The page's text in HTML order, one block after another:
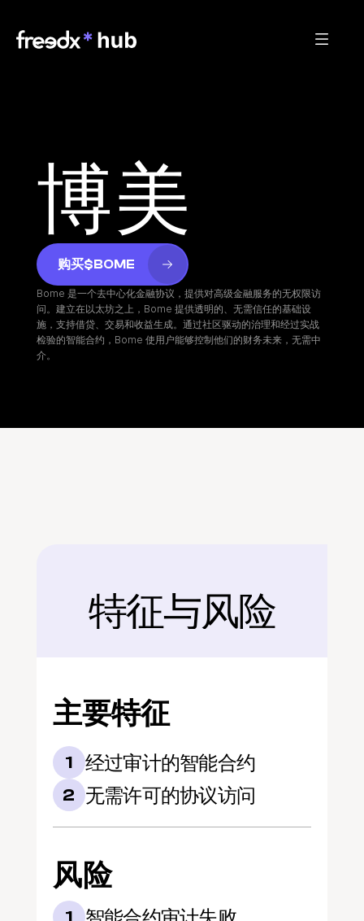
博美
购买$BOME
Bome 是一个去中心化金融协议，提供对高级金融服务的无权限访
问。建立在以太坊之上，Bome 提供透明的、无需信任的基础设
施，支持借贷、交易和收益生成。通过社区驱动的治理和经过实战
检验的智能合约，Bome 使用户能够控制他们的财务未来，无需中
介。
后面
特征与风险
主要特征
1 经过审计的智能合约
2 无需许可的协议访问
风险
1